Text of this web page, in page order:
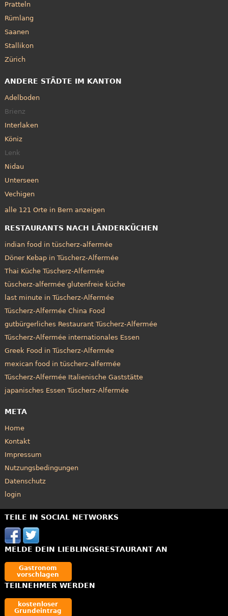
Pratteln
Rümlang
Saanen
Stallikon
Zürich
ANDERE STÄDTE IM KANTON
Adelboden
Brienz
Interlaken
Köniz
Lenk
Nidau
Unterseen
Vechigen
alle 121 Orte in Bern anzeigen
RESTAURANTS NACH LÄNDERKÜCHEN
indian food in tüscherz-alfermée
Döner Kebap in Tüscherz-Alfermée
Thai Küche Tüscherz-Alfermée
tüscherz-alfermée glutenfreie küche
last minute in Tüscherz-Alfermée
Tüscherz-Alfermée China Food
gutbürgerliches Restaurant Tüscherz-Alfermée
Tüscherz-Alfermée internationales Essen
Greek Food in Tüscherz-Alfermée
mexican food in tüscherz-alfermée
Tüscherz-Alfermée Italienische Gaststätte
japanisches Essen Tüscherz-Alfermée
META
Home
Kontakt
Impressum
Nutzungsbedingungen
Datenschutz
login
TEILE IN SOCIAL NETWORKS
MELDE DEIN LIEBLINGSRESTAURANT AN
Gastronom
vorschlagen
TEILNEHMER WERDEN
kostenloser
Grundeintrag